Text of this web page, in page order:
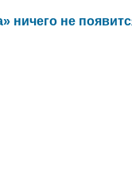
ничего не